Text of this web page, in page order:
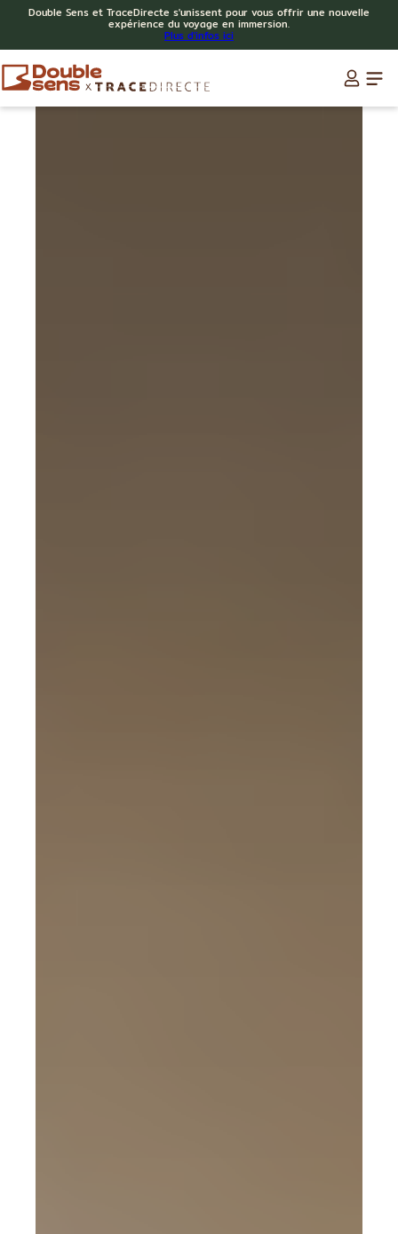
Double Sens et TraceDirecte s'unissent pour vous offrir une nouvelle
expérience du voyage en immersion.
Plus d'infos ici